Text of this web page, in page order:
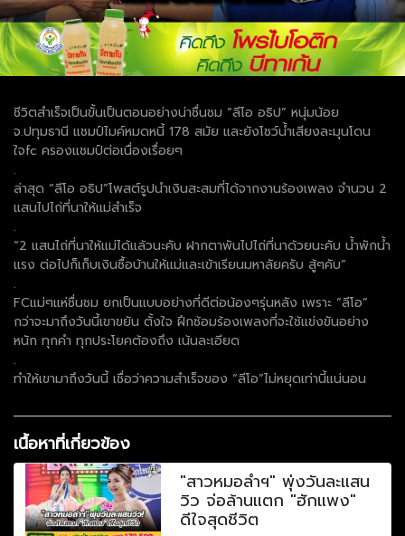
ชีวิตสำเร็จเป็นขั้นเป็นตอนอย่างน่าชื่นชม “ลีโอ อธิป” หนุ่มน้อย
จ.ปทุมธานี แชมป์ไมค์หมดหนี้ 178 สมัย และยังโชว์น้ำเสียงละมุนโดน
ใจfc ครองแชมป์ต่อเนื่องเรื่อยๆ
.
ล่าสุด “ลีโอ อธิป”โพสต์รูปนำเงินสะสมที่ได้จากงานร้องเพลง จำนวน 2
แสนไปไถ่ที่นาให้แม่สำเร็จ
.
“2 แสนไถ่ที่นาให้แม่ได้แล้วนะคับ ฝากตาพันไปไถ่ที่นาด้วยนะคับ น้ำพักน้ำ
แรง ต่อไปก็เก็บเงินซื้อบ้านให้แม่และเข้าเรียนมหาลัยครับ สู้ๆคับ”
.
FCแม่ๆแห่ชื่นชม ยกเป็นแบบอย่างที่ดีต่อน้องๆรุ่นหลัง เพราะ “ลีโอ”
กว่าจะมาถึงวันนี้เขาขยัน ตั้งใจ ฝึกซ้อมร้องเพลงที่จะใช้แข่งขันอย่าง
หนัก ทุกคำ ทุกประโยคต้องถึง เน้นละเอียด
.
ทำให้เขามาถึงวันนี้ เชื่อว่าความสำเร็จของ “ลีโอ”ไม่หยุดเท่านี้แน่นอน
เนื้อหาที่เกี่ยวข้อง
"สาวหมอลำฯ" พุ่งวันละแสน
วิว จ่อล้านแตก "ฮักแพง"
ดีใจสุดชีวิต